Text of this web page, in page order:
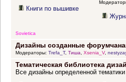
Книги по вышивке
Sovietica
Дизайны созданные
Модераторы: Trefa_T, Тиша, Xsenia_V,
Тематическая библиотека
Все дизайны определенной тематики